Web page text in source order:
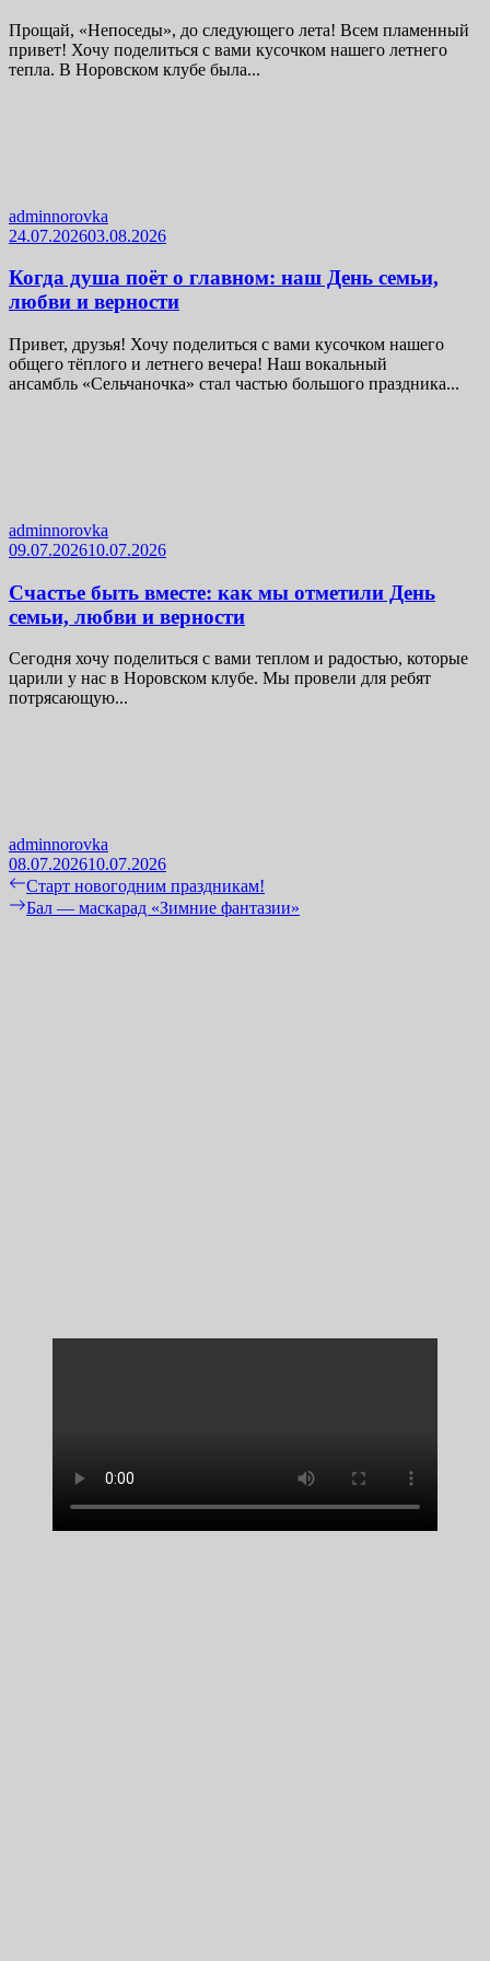
Прощай, «Непоседы», до следующего лета! Всем пламенный
привет! Хочу поделиться с вами кусочком нашего летнего
тепла. В Норовском клубе была...
adminnorovka
24.07.202603.08.2026
Когда душа поёт о главном: наш День семьи,
любви и верности
Привет, друзья! Хочу поделиться с вами кусочком нашего
общего тёплого и летнего вечера! Наш вокальный
ансамбль «Сельчаночка» стал частью большого праздника...
adminnorovka
09.07.202610.07.2026
Счастье быть вместе: как мы отметили День
семьи, любви и верности
Сегодня хочу поделиться с вами теплом и радостью, которые
царили у нас в Норовском клубе. Мы провели для ребят
потрясающую...
adminnorovka
08.07.202610.07.2026
Навигация
по
Previous
post:
Старт новогодним праздникам!
Next
Бал — маскарад «Зимние фантазии»